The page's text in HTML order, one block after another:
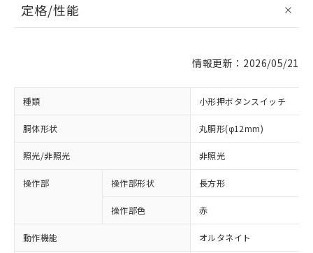
定格/性能
情報更新：2026/05/21
種類 小形押ボタンスイッチ
胴体形状 丸胴形(φ12mm)
照光/非照光 非照光
操作部 操作部形状 長方形
操作部色 赤
動作機能 オルタネイト